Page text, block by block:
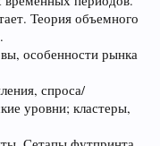
Теория объемного
особенности рынка
спроса/
уровни; кластеры,